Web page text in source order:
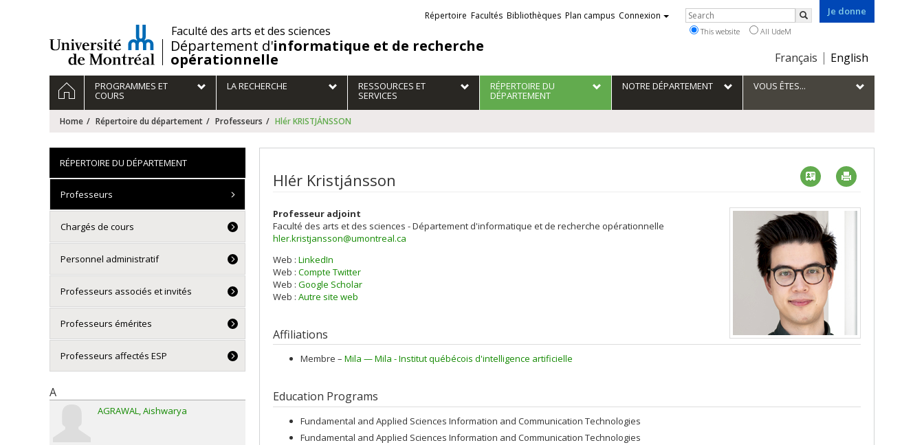
/Faculté des arts et des sciences
Département d'informatique et de recherche
opérationnelle
Je donne
Choix
la
langue
Français English
Liens
externes
Répertoire Facultés Bibliothèques Plan campus Connexion Rechercher
Search
This website All UdeM
Navigation
principale
HOMEPROGRAMMES ET
COURS
LA RECHERCHE RESSOURCES ET
SERVICES
RÉPERTOIRE DU
DÉPARTEMENT
NOTRE DÉPARTEMENT VOUS ÊTES...
Home Répertoire du département Professeurs Hlér KRISTJÁNSSON
Hlér Kristjánsson Vcard
Professeur adjoint
Faculté des arts et des sciences - Département d'informatique et de recherche opérationnelle
hler.kristjansson@umontreal.ca
Web : LinkedIn
Web : Compte Twitter
Web : Google Scholar
Web : Autre site web
Affiliations
Membre – Mila — Mila - Institut québécois d'intelligence artificielle
Education Programs
Fundamental and Applied Sciences Information and Communication Technologies
Fundamental and Applied Sciences Information and Communication Technologies
RÉPERTOIRE DU DÉPARTEMENT
Professeurs
Chargés de cours
Personnel administratif
Professeurs associés et invités
Professeurs émérites
Professeurs affectés ESP
A
AGRAWAL Aishwarya